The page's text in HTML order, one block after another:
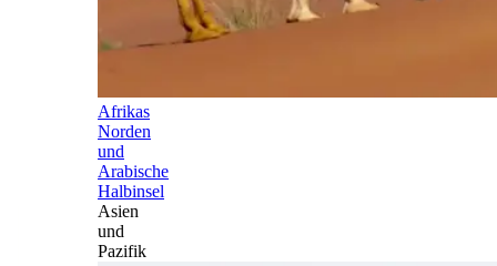
Afrikas
Norden
und
Arabische
Halbinsel
Asien
und
Pazifik